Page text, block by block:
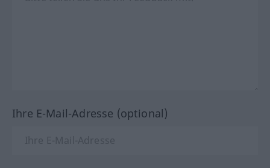
Ihre E-Mail-Adresse (optional)